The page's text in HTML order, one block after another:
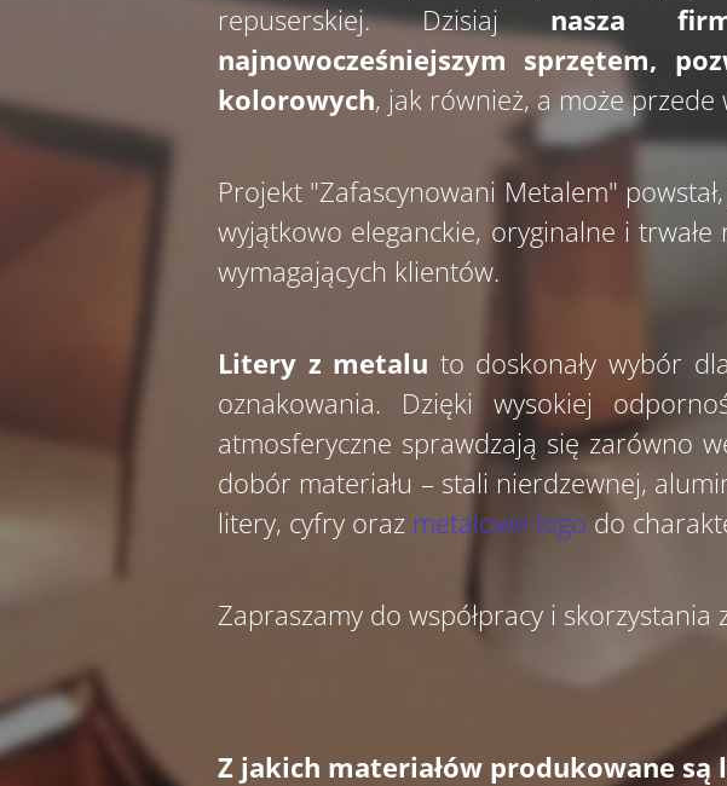
repuserskiej. Dzisiaj nasza
najnowocześniejszym sprzętem,
kolorowych, jak również, a może
Projekt "Zafascynowani Metalem"
wyjątkowo eleganckie, oryginalne i
wymagających klientów.
Litery z metalu to doskonały wybór
oznakowania. Dzięki wysokiej
atmosferyczne sprawdzają się zarówno
dobór materiału – stali nierdzewnej,
litery, cyfry oraz metalowe logo do
Zapraszamy do współpracy i skorzystania
Z jakich materiałów produkowane są